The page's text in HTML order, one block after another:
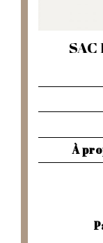
SAC
À